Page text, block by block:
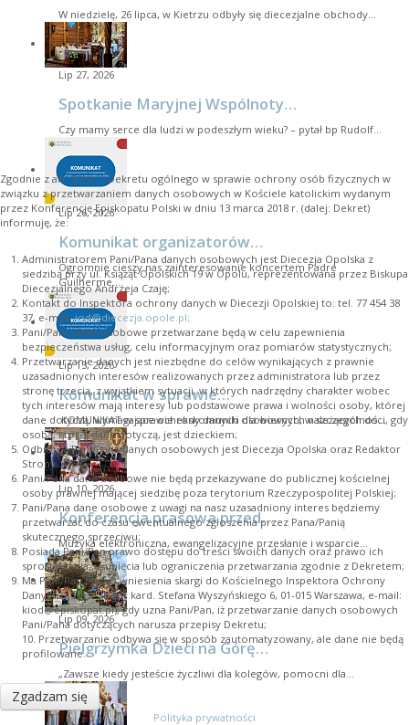
W niedzielę, 26 lipca, w Kietrzu odbyły się diecezjalne obchody…
Lip 27, 2026
Spotkanie Maryjnej Wspólnoty…
Czy mamy serce dla ludzi w podeszłym wieku? – pytał bp Rudolf…
Lip 26, 2026
Komunikat organizatorów…
Ogromnie cieszy nas zainteresowanie koncertem Padre
Guilherme.…
Lip 13, 2026
Komunikat w sprawie…
KOMUNIKAT w sprawie ekskomuniki dla wiernych należących do…
Lip 10, 2026
Konferencja prasowa przed…
Muzyka elektroniczna, ewangelizacyjne przesłanie i wsparcie…
Lip 09, 2026
Pielgrzymka Dzieci na Górę…
„Zawsze kiedy jesteście życzliwi dla kolegów, pomocni dla…
Zgodnie z art. 8 ust. 1 Dekretu ogólnego w sprawie ochrony osób fizycznych w
związku z przetwarzaniem danych osobowych w Kościele katolickim wydanym
przez Konferencję Episkopatu Polski w dniu 13 marca 2018 r. (dalej: Dekret)
informuję, że:
Administratorem Pani/Pana danych osobowych jest Diecezja Opolska z
siedzibą przy ul. Książąt Opolskich 19 w Opolu, reprezentowana przez Biskupa
Diecezjalnego Andrzeja Czaję;
Kontakt do Inspektora ochrony danych w Diecezji Opolskiej to: tel. 77 454 38
37, e-mail:iod@diecezja.opole.pl;
Pani/Pana dane osobowe przetwarzane będą w celu zapewnienia
bezpieczeństwa usług, celu informacyjnym oraz pomiarów statystycznych;
Przetwarzanie danych jest niezbędne do celów wynikających z prawnie
uzasadnionych interesów realizowanych przez administratora lub przez
stronę trzecią, z wyjątkiem sytuacji, w których nadrzędny charakter wobec
tych interesów mają interesy lub podstawowe prawa i wolności osoby, której
dane dotyczą, wymagające ochrony danych osobowych, w szczególności, gdy
osoba, której dane dotyczą, jest dzieckiem;
Odbiorcą Pani/Pana danych osobowych jest Diecezja Opolska oraz Redaktor
Strony.
Pani/Pana dane osobowe nie będą przekazywane do publicznej kościelnej
osoby prawnej mającej siedzibę poza terytorium Rzeczypospolitej Polskiej;
Pani/Pana dane osobowe z uwagi na nasz uzasadniony interes będziemy
przetwarzać do czasu ewentualnego zgłoszenia przez Pana/Panią
skutecznego sprzeciwu;
Posiada Pani/Pan prawo dostępu do treści swoich danych oraz prawo ich
sprostowania, usunięcia lub ograniczenia przetwarzania zgodnie z Dekretem;
Ma Pani/Pan prawo wniesienia skargi do Kościelnego Inspektora Ochrony
Danych (adres: Skwer kard. Stefana Wyszyńskiego 6, 01-015 Warszawa, e-mail:
kiod@episkopat.pl), gdy uzna Pani/Pan, iż przetwarzanie danych osobowych
Pani/Pana dotyczących narusza przepisy Dekretu;
10. Przetwarzanie odbywa się w sposób zautomatyzowany, ale dane nie będą
profilowane.
Zgadzam się
Polityka prywatności